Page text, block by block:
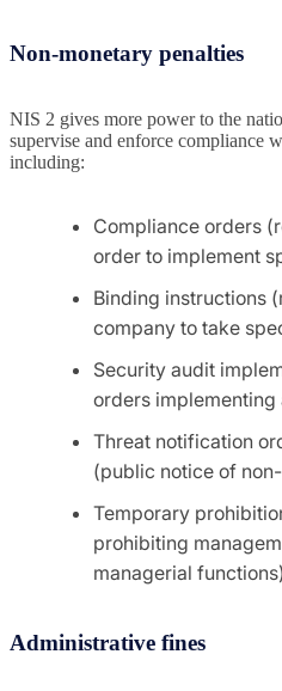
Non-monetary penalties
NIS 2 gives more power to the
supervise and enforce compliance
including:
Compliance orders
order to implement
Binding instructions
company to take
Security audit
orders implementing
Threat notification
(public notice of
Temporary
prohibiting
managerial functions)
Administrative fines